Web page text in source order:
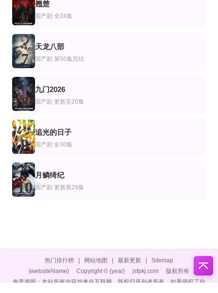
6
翘楚
国产剧 全24集
7
天龙八部
国产剧 第50集完结
8
九门2026
国产剧 更新至20集
9
追光的日子
国产剧 全30集
10
月鳞绮纪
国产剧 更新第29集
热门排行榜 网站地图 最新更新
Sitemap
{websiteName}
Copyright © {year} jsfpkj.com
版权所有
免责声明：本站所有内容均来自互联网，版权归原创者所有，如果侵犯了你